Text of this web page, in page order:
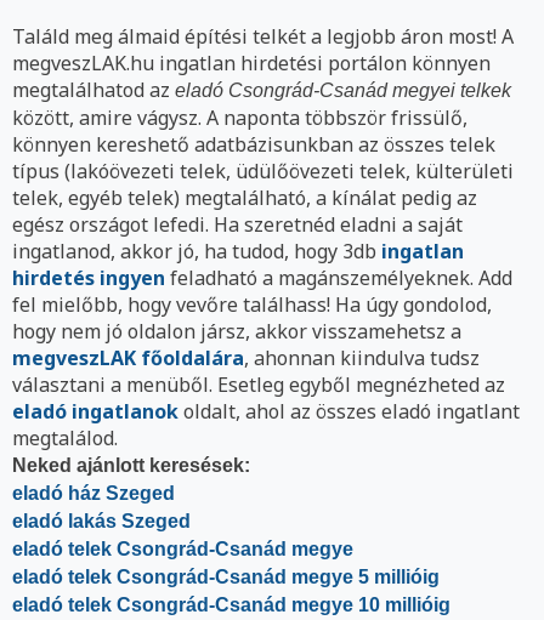
Találd meg álmaid építési telkét a legjobb áron most! A
megveszLAK.hu ingatlan hirdetési portálon könnyen
megtalálhatod az eladó Csongrád-Csanád megyei telkek
között, amire vágysz. A naponta többször frissülő,
könnyen kereshető adatbázisunkban az összes telek
típus (lakóövezeti telek, üdülőövezeti telek, külterületi
telek, egyéb telek) megtalálható, a kínálat pedig az
egész országot lefedi. Ha szeretnéd eladni a saját
ingatlanod, akkor jó, ha tudod, hogy 3db ingatlan
hirdetés ingyen feladható a magánszemélyeknek. Add
fel mielőbb, hogy vevőre találhass! Ha úgy gondolod,
hogy nem jó oldalon jársz, akkor visszamehetsz a
megveszLAK főoldalára, ahonnan kiindulva tudsz
választani a menüből. Esetleg egyből megnézheted az
eladó ingatlanokoldalt, ahol az összes eladó ingatlant
megtalálod.
Neked ajánlott keresések:
eladó ház Szeged
eladó lakás Szeged
eladó telek Csongrád-Csanád megye
eladó telek Csongrád-Csanád megye 5 millióig
eladó telek Csongrád-Csanád megye 10 millióig